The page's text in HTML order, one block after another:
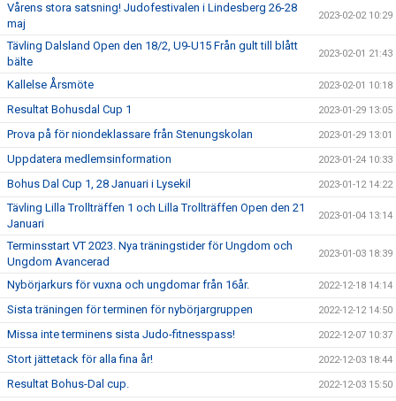
Vårens stora satsning! Judofestivalen i Lindesberg 26-28
maj
2023-02-02 10:29
Tävling Dalsland Open den 18/2, U9-U15 Från gult till blått
bälte
2023-02-01 21:43
Kallelse Årsmöte 2023-02-01 10:18
Resultat Bohusdal Cup 1 2023-01-29 13:05
Prova på för niondeklassare från Stenungskolan 2023-01-29 13:01
Uppdatera medlemsinformation 2023-01-24 10:33
Bohus Dal Cup 1, 28 Januari i Lysekil 2023-01-12 14:22
Tävling Lilla Trollträffen 1 och Lilla Trollträffen Open den 21
Januari
2023-01-04 13:14
Terminsstart VT 2023. Nya träningstider för Ungdom och
Ungdom Avancerad
2023-01-03 18:39
Nybörjarkurs för vuxna och ungdomar från 16år. 2022-12-18 14:14
Sista träningen för terminen för nybörjargruppen 2022-12-12 14:50
Missa inte terminens sista Judo-fitnesspass! 2022-12-07 10:37
Stort jättetack för alla fina år! 2022-12-03 18:44
Resultat Bohus-Dal cup. 2022-12-03 15:50